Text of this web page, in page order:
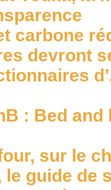
carbone
devront
: Bed
sur le
le guide de